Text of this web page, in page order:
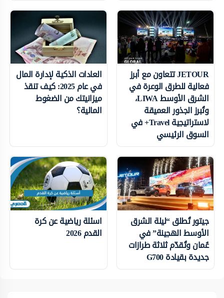
JETOUR تتعاون مع أبرز
فعالية للطرق الوعرة في
الشرق الأوسط LIWA،
وتُبرز الجذور العميقة
لاستراتيجية Travel+ في
السوق الرئيسي
العادات الذكية لإدارة المال
في عام 2025: كيف تنقذ
ميزانيتك من الضغوط
المالية؟
جيتور تُطلق “ليلة الشرق
الأوسط الهجينة” في
عُمان وتُقدّم ثلاثة طرازات
جديدة بقيادة G700
اسئلة رياضية عن كرة
القدم 2026